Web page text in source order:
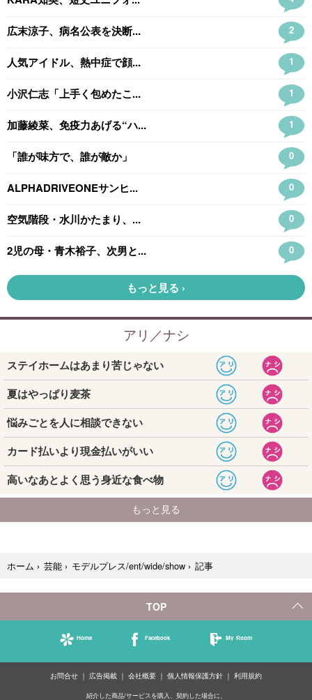
ホーム › 芸能 › モデルプレス/ent/wide/show › 記事
TOP
Home Facebook My Room
お問合せ 広告掲載 会社概要 個人情報保護方針 利用規約
紹介した商品/サービスを購入、契約した場合に、